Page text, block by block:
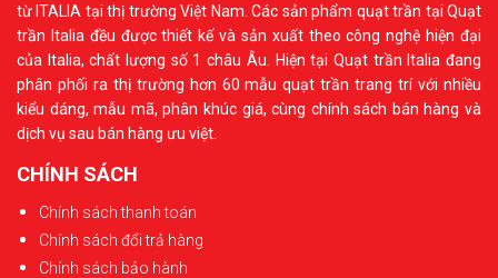
từ ITALIA tại thị trường Việt Nam. Các sản phẩm quạt trần tại Quạt
trần Italia đều được thiết kế và sản xuất theo công nghệ hiện đại
của Italia, chất lượng số 1 châu Âu. Hiện tại Quạt trần Italia đang
phân phối ra thị trường hơn 60 mẫu quạt trần trang trí với nhiều
kiểu dáng, mẫu mã, phân khúc giá, cùng chính sách bán hàng và
dịch vụ sau bán hàng ưu việt.
CHÍNH SÁCH
Chính sách thanh toán
Chính sách đổi trả hàng
Chính sách bảo hành